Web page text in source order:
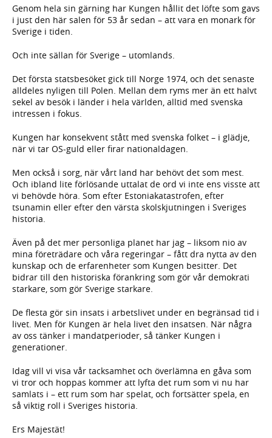
Genom hela sin gärning har Kungen hållit det löfte som gavs
i just den här salen för 53 år sedan – att vara en monark för
Sverige i tiden.
Och inte sällan för Sverige – utomlands.
Det första statsbesöket gick till Norge 1974, och det senaste
alldeles nyligen till Polen. Mellan dem ryms mer än ett halvt
sekel av besök i länder i hela världen, alltid med svenska
intressen i fokus.
Kungen har konsekvent stått med svenska folket – i glädje,
när vi tar OS-guld eller firar nationaldagen.
Men också i sorg, när vårt land har behövt det som mest.
Och ibland lite förlösande uttalat de ord vi inte ens visste att
vi behövde höra. Som efter Estoniakatastrofen, efter
tsunamin eller efter den värsta skolskjutningen i Sveriges
historia.
Även på det mer personliga planet har jag – liksom nio av
mina företrädare och våra regeringar – fått dra nytta av den
kunskap och de erfarenheter som Kungen besitter. Det
bidrar till den historiska förankring som gör vår demokrati
starkare, som gör Sverige starkare.
De flesta gör sin insats i arbetslivet under en begränsad tid i
livet. Men för Kungen är hela livet den insatsen. När några
av oss tänker i mandatperioder, så tänker Kungen i
generationer.
Idag vill vi visa vår tacksamhet och överlämna en gåva som
vi tror och hoppas kommer att lyfta det rum som vi nu har
samlats i – ett rum som har spelat, och fortsätter spela, en
så viktig roll i Sveriges historia.
Ers Majestät!